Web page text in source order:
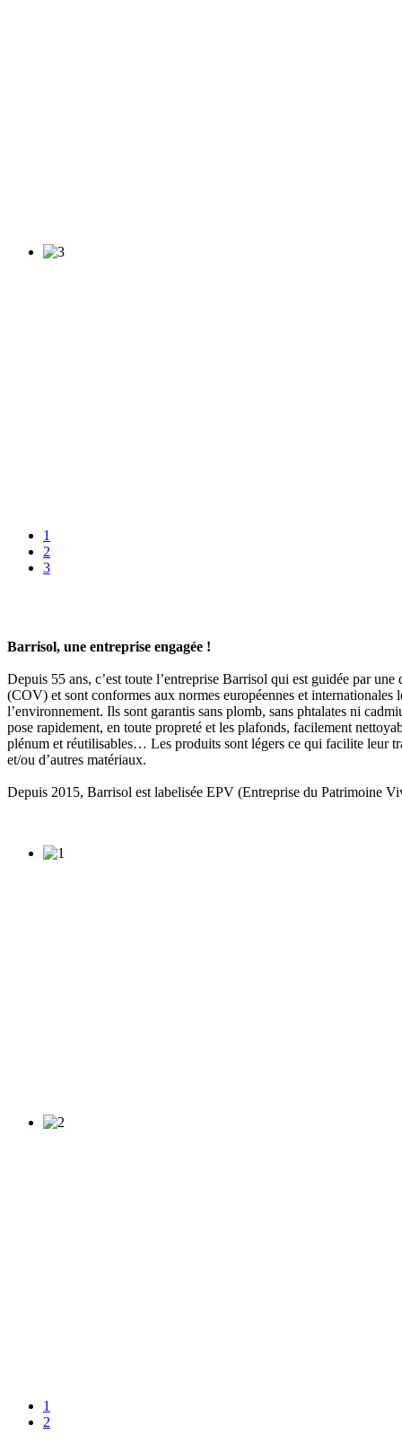
1
2
3
Barrisol, une entreprise engagée !
Depuis 55 ans, c’est toute l’entreprise Barrisol qui est guidée par
(COV) et sont conformes aux normes européennes et
l’environnement. Ils sont garantis sans plomb, sans phtalates ni
pose rapidement, en toute propreté et les plafonds, facilement
plénum et réutilisables… Les produits sont légers ce qui facilite leur
et/ou d’autres matériaux.
Depuis 2015, Barrisol est labelisée EPV (Entreprise du Patrimoine
1
2